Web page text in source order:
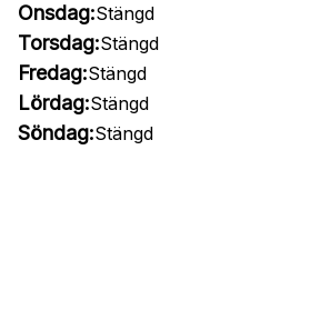
Onsdag:Stängd
Torsdag:Stängd
Fredag:Stängd
Lördag:Stängd
Söndag:Stängd